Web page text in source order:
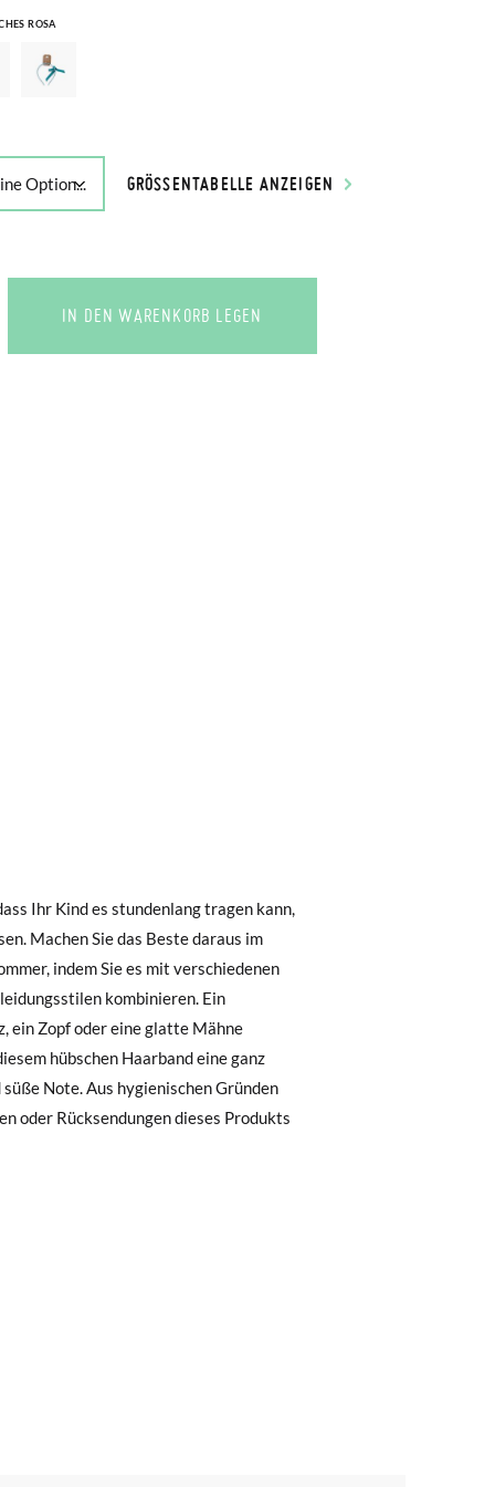
ROSA
GRÖSSENTABELLE ANZEIGEN
IN DEN WARENKORB LEGEN
vor 15:00 Uhr aufgegeben
Sie ganz einfach eine kostenlose
zu starten. Wenn Sie als Gast bestellt
sowie die beim Kauf verwendete E-
gesendet.